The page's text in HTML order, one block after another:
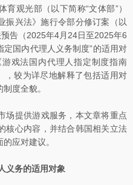
观光部（以下简称“文体部”）
振兴法》施行令部分修订案（以
告（2025年4月24日至2025年6
定国内代理人义务制度”的适用对
戏法国内代理人指定制度指南
，较为详尽地解释了包括适用对
度全貌。
场提供游戏服务，本文章将重点
核心内容，并结合韩国相关立法
应对建议。
义务的适用对象